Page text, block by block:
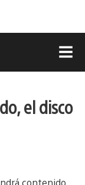
el disco